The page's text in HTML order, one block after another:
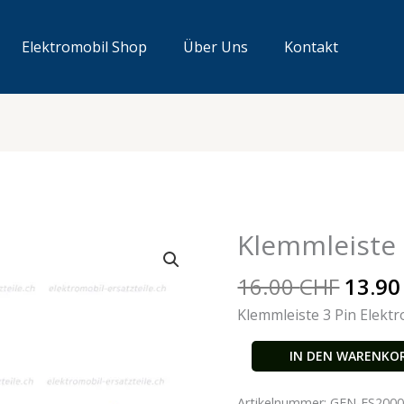
Elektromobil Shop Über Uns Kontakt
16.00CHF
Preis
war:
16.00
13.90
Klemmleiste 3 Pin
Klemmleiste
Elektromobil
Menge
IN DEN